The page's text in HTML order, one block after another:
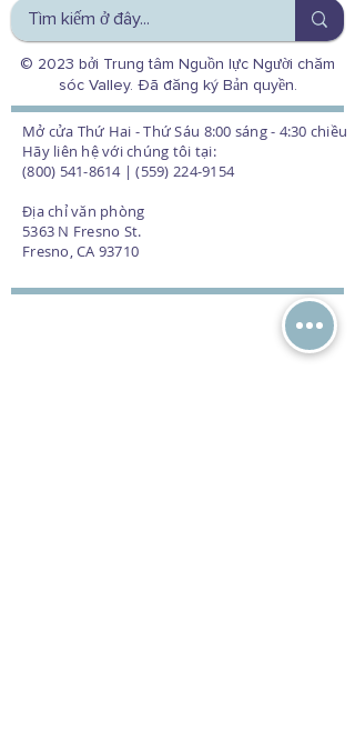
© 2023 bởi Trung tâm Nguồn lực Người chăm
sóc Valley. Đã đăng ký Bản quyền.
Mở cửa Thứ Hai - Thứ Sáu 8:00 sáng - 4:30 chiều
Hãy liên hệ với chúng tôi tại:
(800) 541-8614 | (559) 224-9154
Địa chỉ văn phòng
5363 N Fresno St.
Fresno, CA 93710